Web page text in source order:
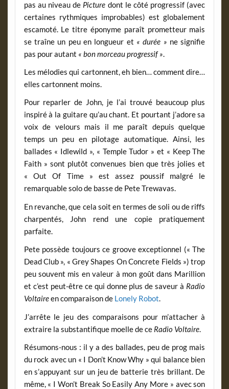
pas au niveau de Picture dont le côté progressif (avec
certaines rythmiques improbables) est globalement
escamoté. Le titre éponyme paraît prometteur mais
se traîne un peu en longueur et « durée » ne signifie
pas pour autant « bon morceau progressif ».
Les mélodies qui cartonnent, eh bien… comment dire…
elles cartonnent moins.
Pour reparler de John, je l’ai trouvé beaucoup plus
inspiré à la guitare qu’au chant. Et pourtant j’adore sa
voix de velours mais il me paraît depuis quelque
temps un peu en pilotage automatique. Ainsi, les
ballades « Idlewild », « Temple Tudor » et « Keep The
Faith » sont plutôt convenues bien que très jolies et
« Out Of Time » est assez poussif malgré le
remarquable solo de basse de Pete Trewavas.
En revanche, que cela soit en termes de soli ou de riffs
charpentés, John rend une copie pratiquement
parfaite.
Pete possède toujours ce groove exceptionnel (« The
Dead Club », « Grey Shapes On Concrete Fields ») trop
peu souvent mis en valeur à mon goût dans Marillion
et c’est peut-être ce qui donne plus de saveur à Radio
Voltaireen comparaison de Lonely Robot.
J’arrête le jeu des comparaisons pour m’attacher à
extraire la substantifique moelle de ce Radio Voltaire.
Résumons-nous : il y a des ballades, peu de prog mais
du rock avec un « I Don’t Know Why » qui balance bien
en s’appuyant sur un jeu de batterie très brillant. De
même, « I Won’t Break So Easily Any More » avec son